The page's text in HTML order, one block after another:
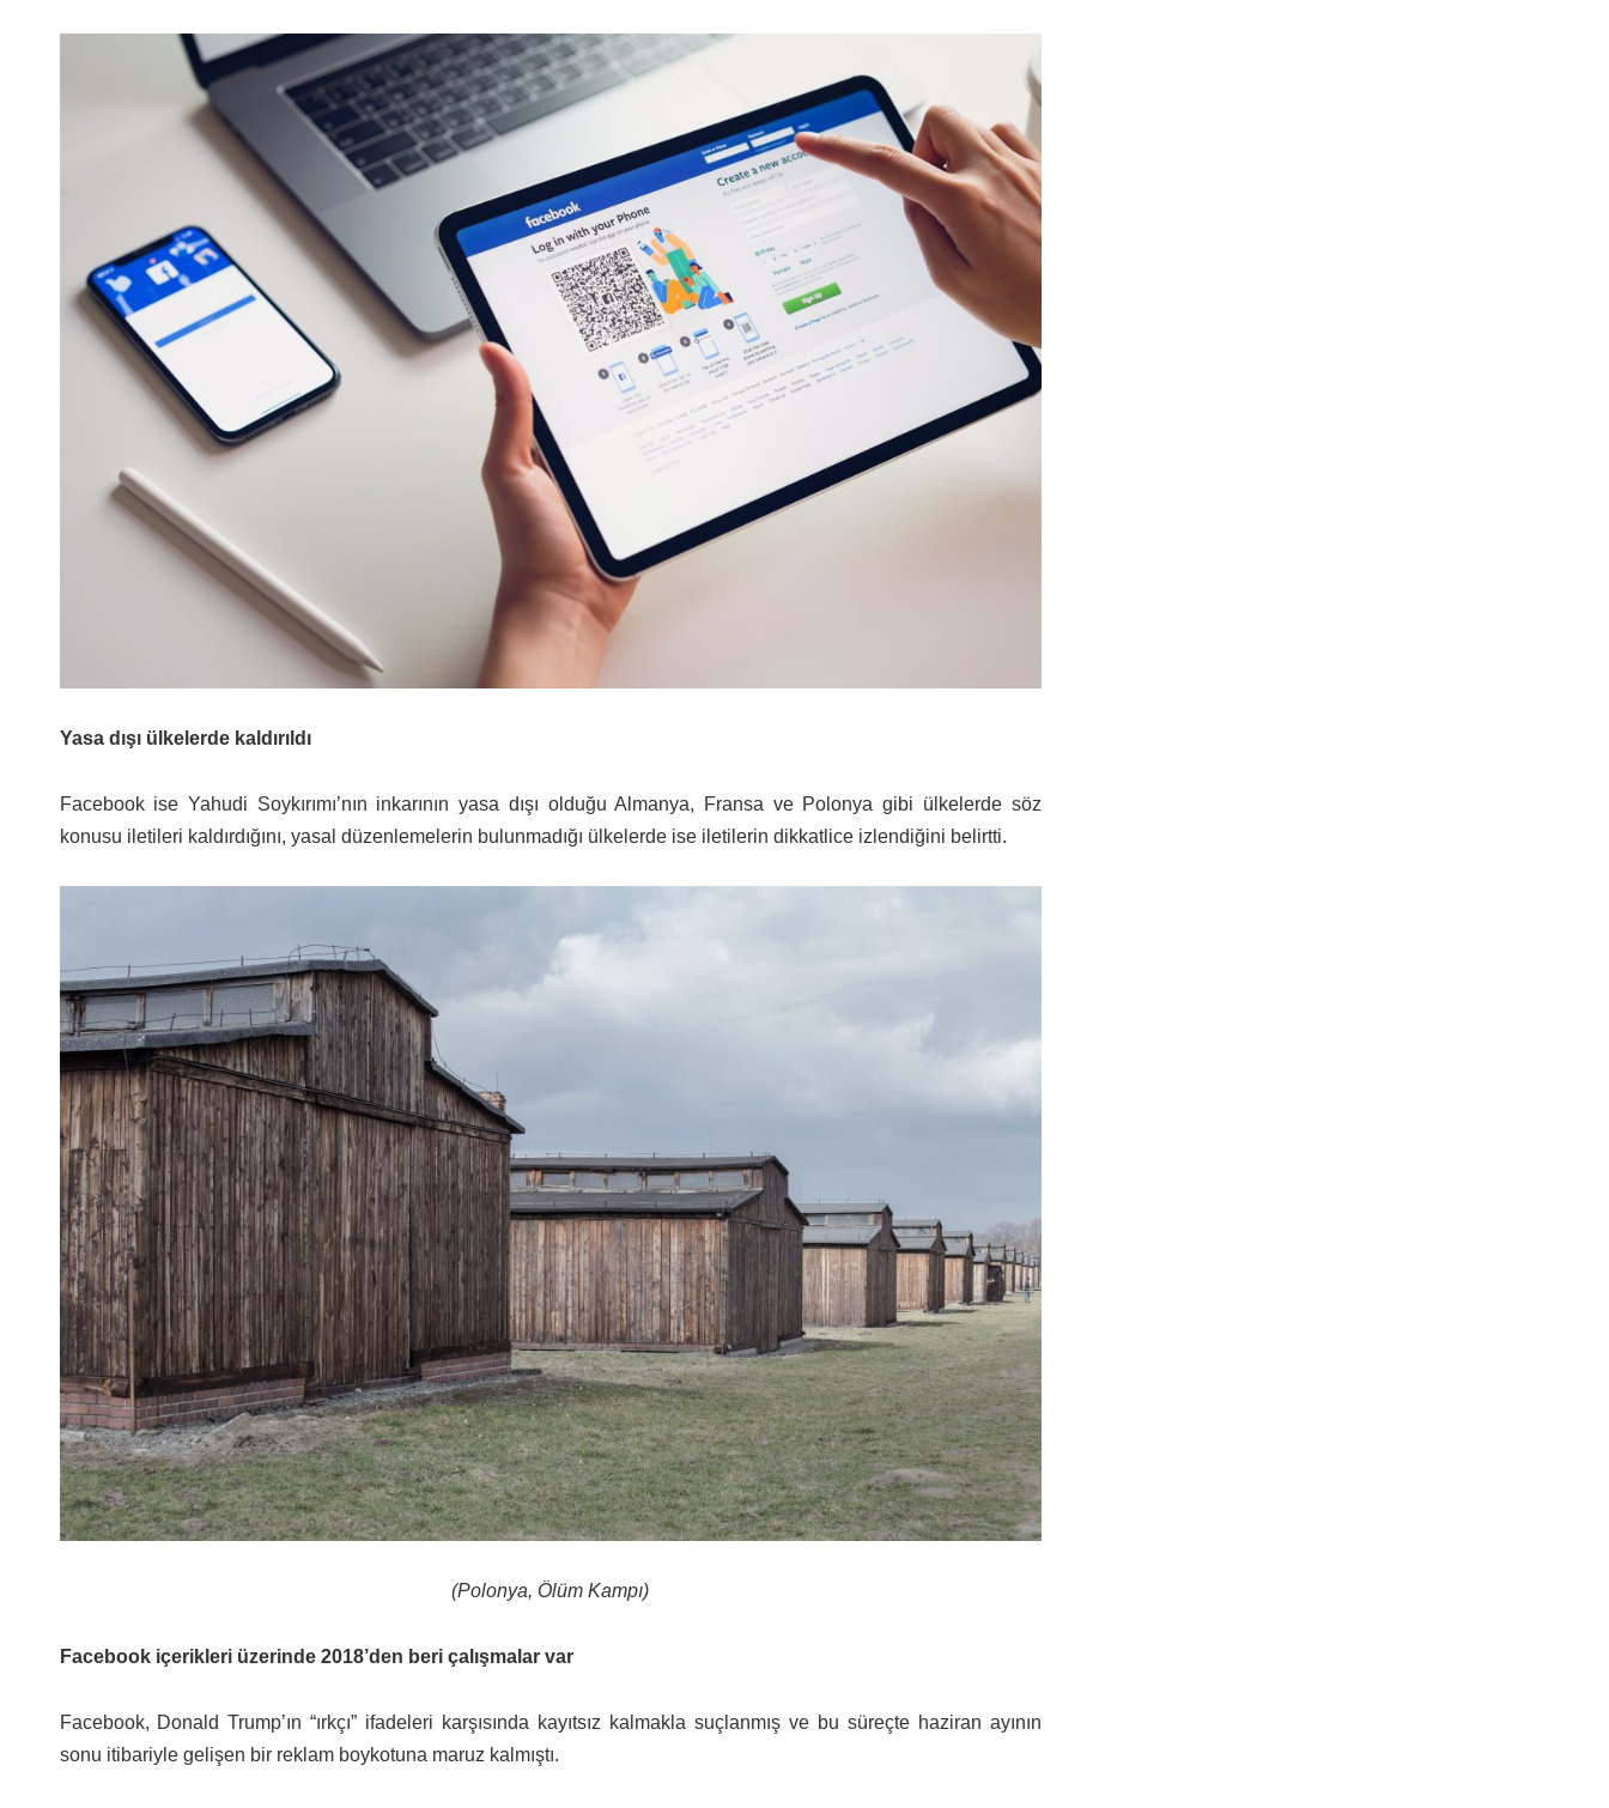
Yasa dışı ülkelerde kaldırıldı
Facebook ise Yahudi Soykırımı’nın inkarının yasa dışı olduğu Almanya, Fransa ve Polonya gibi ülkelerde söz
konusu iletileri kaldırdığını, yasal düzenlemelerin bulunmadığı ülkelerde ise iletilerin dikkatlice izlendiğini belirtti.
(Polonya, Ölüm Kampı)
Facebook içerikleri üzerinde 2018’den beri çalışmalar var
Facebook, Donald Trump’ın “ırkçı” ifadeleri karşısında kayıtsız kalmakla suçlanmış ve bu süreçte haziran ayının
sonu itibariyle gelişen bir reklam boykotuna maruz kalmıştı.